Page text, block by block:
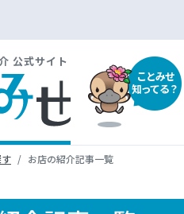
公式サイト
ことみせ
知ってる？
お店の紹介記事一覧